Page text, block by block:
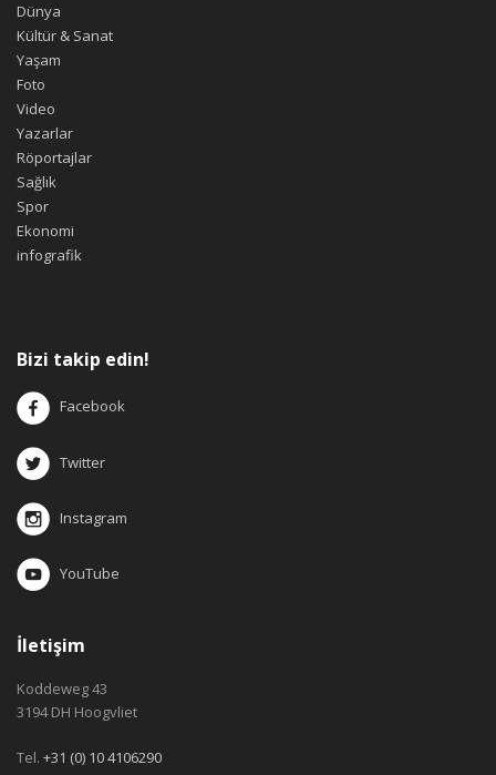
Dünya
Kültür & Sanat
Yaşam
Foto
Video
Yazarlar
Röportajlar
Sağlık
Spor
Ekonomi
infografik
Bizi takip edin!
Facebook
Twitter
Instagram
YouTube
İletişim
Koddeweg 43
3194 DH Hoogvliet
Tel. +31 (0) 10 4106290